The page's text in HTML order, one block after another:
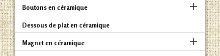
Boutons en céramique 
Dessous de plat en céramique
Magnet en céramique 